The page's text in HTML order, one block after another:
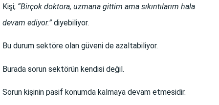
Kişi; “Birçok doktora, uzmana gittim ama sıkıntılarım hala
devam ediyor.” diyebiliyor.
Bu durum sektöre olan güveni de azaltabiliyor.
Burada sorun sektörün kendisi değil.
Sorun kişinin pasif konumda kalmaya devam etmesidir.